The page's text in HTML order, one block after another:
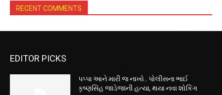
RECENT COMMENTS
EDITOR PICKS
પપ્પા આને મારી જ નાખો.. પોલીસના ભાઈ
કૃષ્ણસિંહ જાડેજાની હત્યા, થયા નવા શોકિંગ